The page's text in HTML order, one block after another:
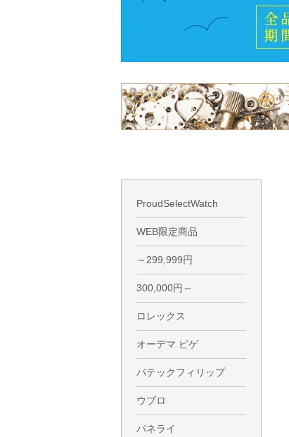
ProudSelectWatch
WEB限定商品
～299,999円
300,000円～
ロレックス
オーデマ ピゲ
パテックフィリップ
ウブロ
パネライ